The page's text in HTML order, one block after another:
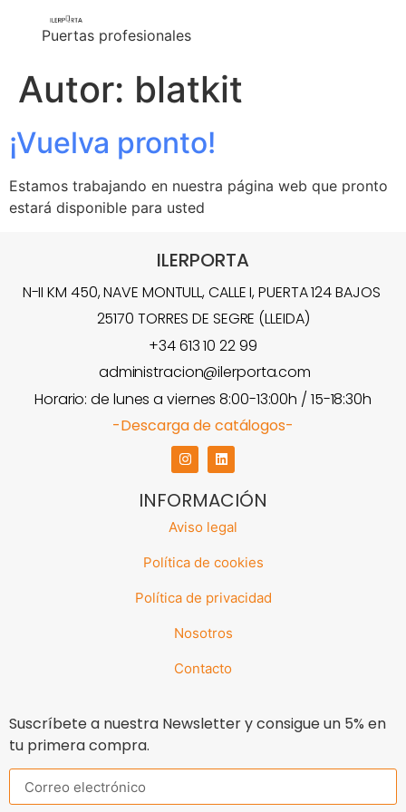
Puertas profesionales
Autor: blatkit
¡Vuelva pronto!
Estamos trabajando en nuestra página web que pronto
estará disponible para usted
ILERPORTA
N-II KM 450, NAVE MONTULL, CALLE I, PUERTA 124 BAJOS
25170 TORRES DE SEGRE (LLEIDA)
+34 613 10 22 99
administracion@ilerporta.com
Horario: de lunes a viernes 8:00-13:00h / 15-18:30h​
-Descarga de catálogos-
INFORMACIÓN
Aviso legal
Política de cookies
Política de privacidad
Nosotros
Contacto
Suscríbete a nuestra Newsletter y consigue un 5% en
tu primera compra.